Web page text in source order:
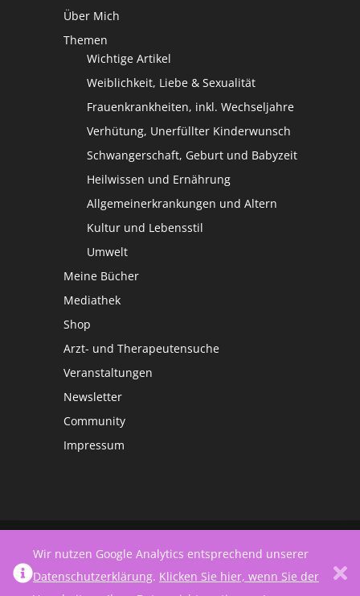
Über Mich
Themen
Wichtige Artikel
Weiblichkeit, Liebe & Sexualität
Frauenkrankheiten, inkl. Wechseljahre
Verhütung, Unerfüllter Kinderwunsch
Schwangerschaft, Geburt und Babyzeit
Heilwissen und Ernährung
Allgemeinerkrankungen und Altern
Kultur und Lebensstil
Umwelt
Meine Bücher
Mediathek
Shop
Arzt- und Therapeutensuche
Veranstaltungen
Newsletter
Community
Impressum
Wir nutzen Google Analytics entsprechend unserer
Datenschutzerklärung. Klicken Sie hier, wenn Sie der